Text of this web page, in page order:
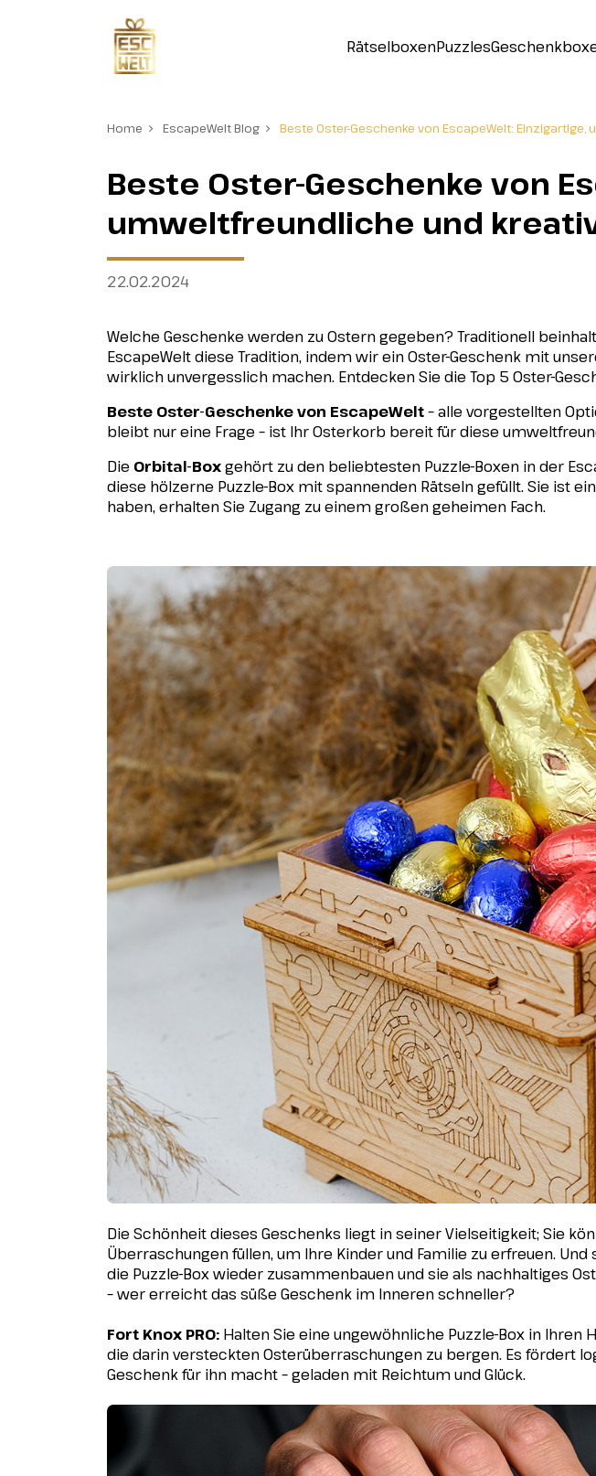
RätselboxenPuzzles
Home EscapeWelt Blog Beste Oster-Geschenke von EscapeWelt:
Beste Oster-Geschenke von
umweltfreundliche und
22.02.2024
Welche Geschenke werden zu Ostern gegeben? Traditionell
EscapeWelt diese Tradition, indem wir ein Oster-Geschenk mit
wirklich unvergesslich machen. Entdecken Sie die Top 5 Oster-
Beste Oster-Geschenkevon EscapeWelt– alle vorgestellten
bleibt nur eine Frage – ist Ihr Osterkorb bereit für diese
Die Orbital-Boxgehört zu den beliebtesten Puzzle-Boxen in der
diese hölzerne Puzzle-Box mit spannenden Rätseln gefüllt. Sie ist
haben, erhalten Sie Zugang zu einem großen geheimen Fach.
Die Schönheit dieses Geschenks liegt in seiner Vielseitigkeit; Sie
Überraschungen füllen, um Ihre Kinder und Familie zu erfreuen.
die Puzzle-Box wieder zusammenbauen und sie als nachhaltiges
– wer erreicht das süße Geschenk im Inneren schneller?
Fort Knox PRO: Halten Sie eine ungewöhnliche Puzzle-Box in Ihren
die darin versteckten Osterüberraschungen zu bergen. Es fördert
Geschenk für ihn macht – geladen mit Reichtum und Glück.